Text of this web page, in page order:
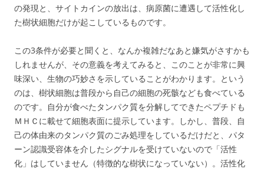
の発現と、サイトカインの放出は、病原菌に遭遇して活性化し
た樹状細胞だけが起こしているものです。
この3条件が必要と聞くと、なんか複雑だなあと嫌気がさすかも
しれませんが、その意義を考えてみると、このことが非常に興
味深い、生物の巧妙さを示していることがわかります。という
のは、樹状細胞は普段から自己の細胞の死骸なども食べている
のです。自分が食べたタンパク質を分解してできたペプチドも
ＭＨＣに載せて細胞表面に提示しています。しかし、普段、自
己の体由来のタンパク質のごみ処理をしているだけだと、パタ
ーン認識受容体を介したシグナルを受けていないので「活性
化」はしていません（特徴的な樹状になっていない）。活性化